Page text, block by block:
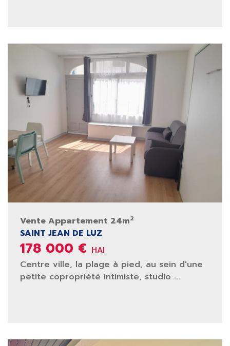
Vente Appartement 24m2
SAINT JEAN DE LUZ
178 000 € HAI
Centre ville, la plage à pied, au sein d'une
petite copropriété intimiste, studio ...